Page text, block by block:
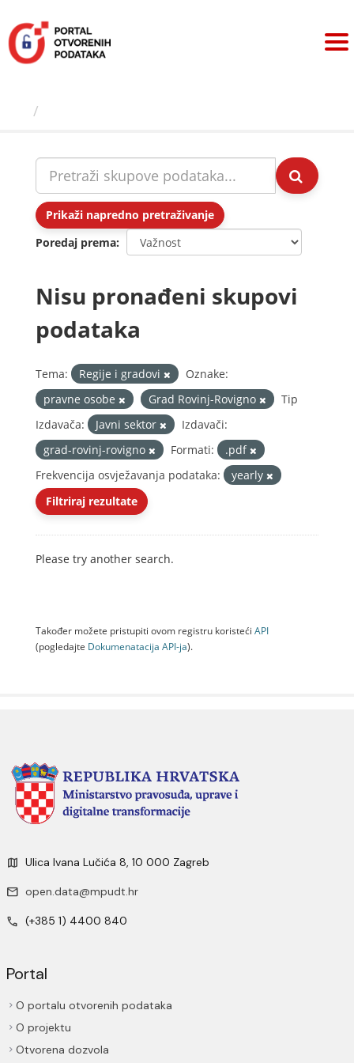
sadržaj
Prikaži napredno pretraživanje
Poredaj prema
Nisu pronađeni skupovi
podataka
Tema: Regije i gradovi
Oznake:
pravne osobe
Grad Rovinj-Rovigno
Tip
Izdavača:
Javni sektor
Izdavači:
grad-rovinj-rovigno
Formati:
.pdf
Frekvencija osvježavanja podataka:
yearly
Filtriraj rezultate
Please try another search.
Također možete pristupiti ovom registru koristeći API
(pogledajte Dokumenаtаcijа API-jа).